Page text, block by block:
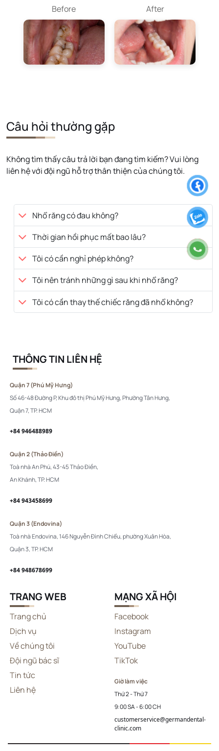
Before After
Câu hỏi thường gặp
Không tìm thấy câu trả lời bạn đang tìm kiếm? Vui lòng
liên hệ với đội ngũ hỗ trợ thân thiện của chúng tôi.
Nhổ răng có đau không?
Thời gian hồi phục mất bao lâu?
Tôi có cần nghỉ phép không?
Tôi nên tránh những gì sau khi nhổ răng?
Tôi có cần thay thế chiếc răng đã nhổ không?
TRANG WEB
Trang chủ
Dịch vụ
Về chúng tôi
Đội ngũ bác sĩ
Tin tức
Liên hệ
MẠNG XÃ HỘI
Facebook
Instagram
YouTube
TikTok
Giờ làm việc
Thứ 2 - Thứ 7
9:00 SA - 6:00 CH
customerservice@germandental-
clinic.com
THÔNG TIN LIÊN HỆ
Quận 7 (Phú Mỹ Hưng)
Số 46-48 Đường P, Khu đô thị Phú Mỹ Hưng, Phường Tân Hưng,
Quận 7, TP. HCM
+84 946488989
Quận 2 (Thảo Điền)
Toà nhà An Phú, 43-45 Thảo Điền,
An Khánh, TP. HCM
+84 943458699
Quận 3 (Endovina)
Toà nhà Endovina, 146 Nguyễn Đình Chiểu, phường Xuân Hòa,
Quận 3, TP. HCM
+84 948678699